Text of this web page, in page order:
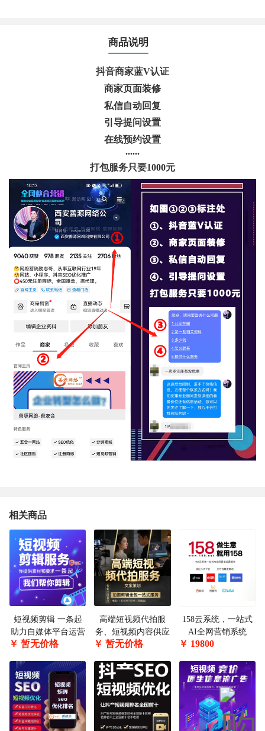
商品说明
抖音商家蓝V认证
商家页面装修
私信自动回复
引导提问设置
在线预约设置
......
打包服务只要1000元
相关商品
短视频剪辑 一条起
助力自媒体平台运营
￥ 暂无价格
高端短视频代拍服
务、短视频内容供应
商
￥ 暂无价格
158云系统，一站式
AI全网营销系统
￥ 19800